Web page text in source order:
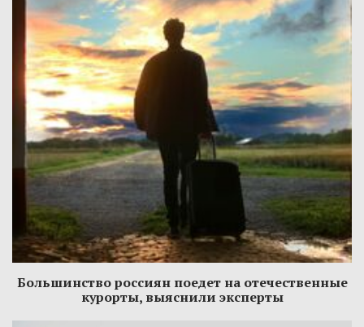
Большинство россиян поедет на отечественные
курорты, выяснили эксперты